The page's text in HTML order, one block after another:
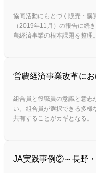
協同活動にもとづく販売・購
（2019年11月）の報告に続
農経済事業の根本課題を整理。
営農経済事業改革に
組合員と役職員の意識と意志
い。組合員が選択できる多様
共有することがカギとなる。
JA実践事例②～長野